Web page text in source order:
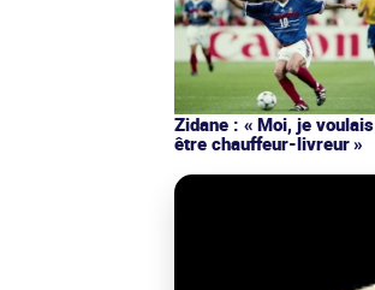
Zidane : « Moi, je voulais
être chauffeur-livreur »